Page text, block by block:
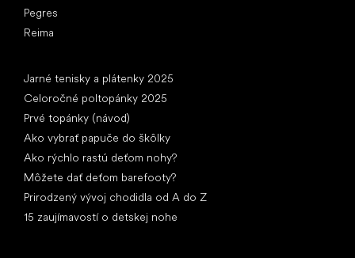
Pegres
Reima
Jarné tenisky a plátenky 2025
Celoročné poltopánky 2025
Prvé topánky (návod)
Ako vybrať papuče do škôlky
Ako rýchlo rastú deťom nohy?
Môžete dať deťom barefooty?
Prirodzený vývoj chodidla od A do Z
15 zaujímavostí o detskej nohe